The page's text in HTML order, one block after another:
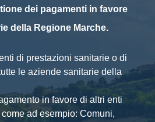
dei pagamenti in favore
della Regione Marche.
di prestazioni sanitarie o di
le aziende sanitarie della
in favore di altri enti
ad esempio: Comuni,